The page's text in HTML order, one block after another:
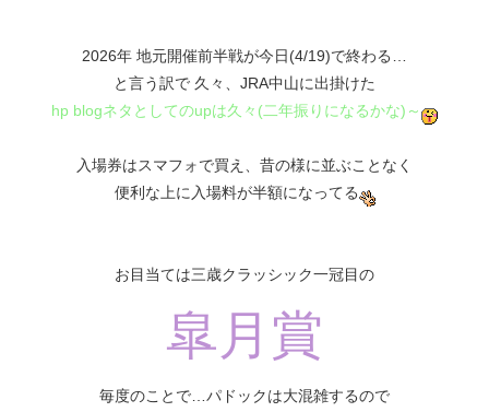
2026年 地元開催前半戦が今日(4/19)で終わる…
と言う訳で 久々、JRA中山に出掛けた
hp blogネタとしてのupは久々(二年振りになるかな)～
入場券はスマフォで買え、昔の様に並ぶことなく
便利な上に入場料が半額になってる
お目当ては三歳クラッシック一冠目の
皐月賞
毎度のことで…パドックは大混雑するので